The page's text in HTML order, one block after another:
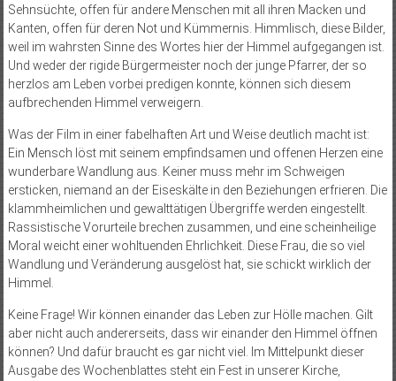
Sehnsüchte, offen für andere Menschen mit all ihren Macken und
Kanten, offen für deren Not und Kümmernis. Himmlisch, diese Bilder,
weil im wahrsten Sinne des Wortes hier der Himmel aufgegangen ist.
Und weder der rigide Bürgermeister noch der junge Pfarrer, der so
herzlos am Leben vorbei predigen konnte, können sich diesem
aufbrechenden Himmel verweigern.
Was der Film in einer fabelhaften Art und Weise deutlich macht ist:
Ein Mensch löst mit seinem empfindsamen und offenen Herzen eine
wunderbare Wandlung aus. Keiner muss mehr im Schweigen
ersticken, niemand an der Eiseskälte in den Beziehungen erfrieren. Die
klammheimlichen und gewalttätigen Übergriffe werden eingestellt.
Rassistische Vorurteile brechen zusammen, und eine scheinheilige
Moral weicht einer wohltuenden Ehrlichkeit. Diese Frau, die so viel
Wandlung und Veränderung ausgelöst hat, sie schickt wirklich der
Himmel.
Keine Frage! Wir können einander das Leben zur Hölle machen. Gilt
aber nicht auch andererseits, dass wir einander den Himmel öffnen
können? Und dafür braucht es gar nicht viel. Im Mittelpunkt dieser
Ausgabe des Wochenblattes steht ein Fest in unserer Kirche,